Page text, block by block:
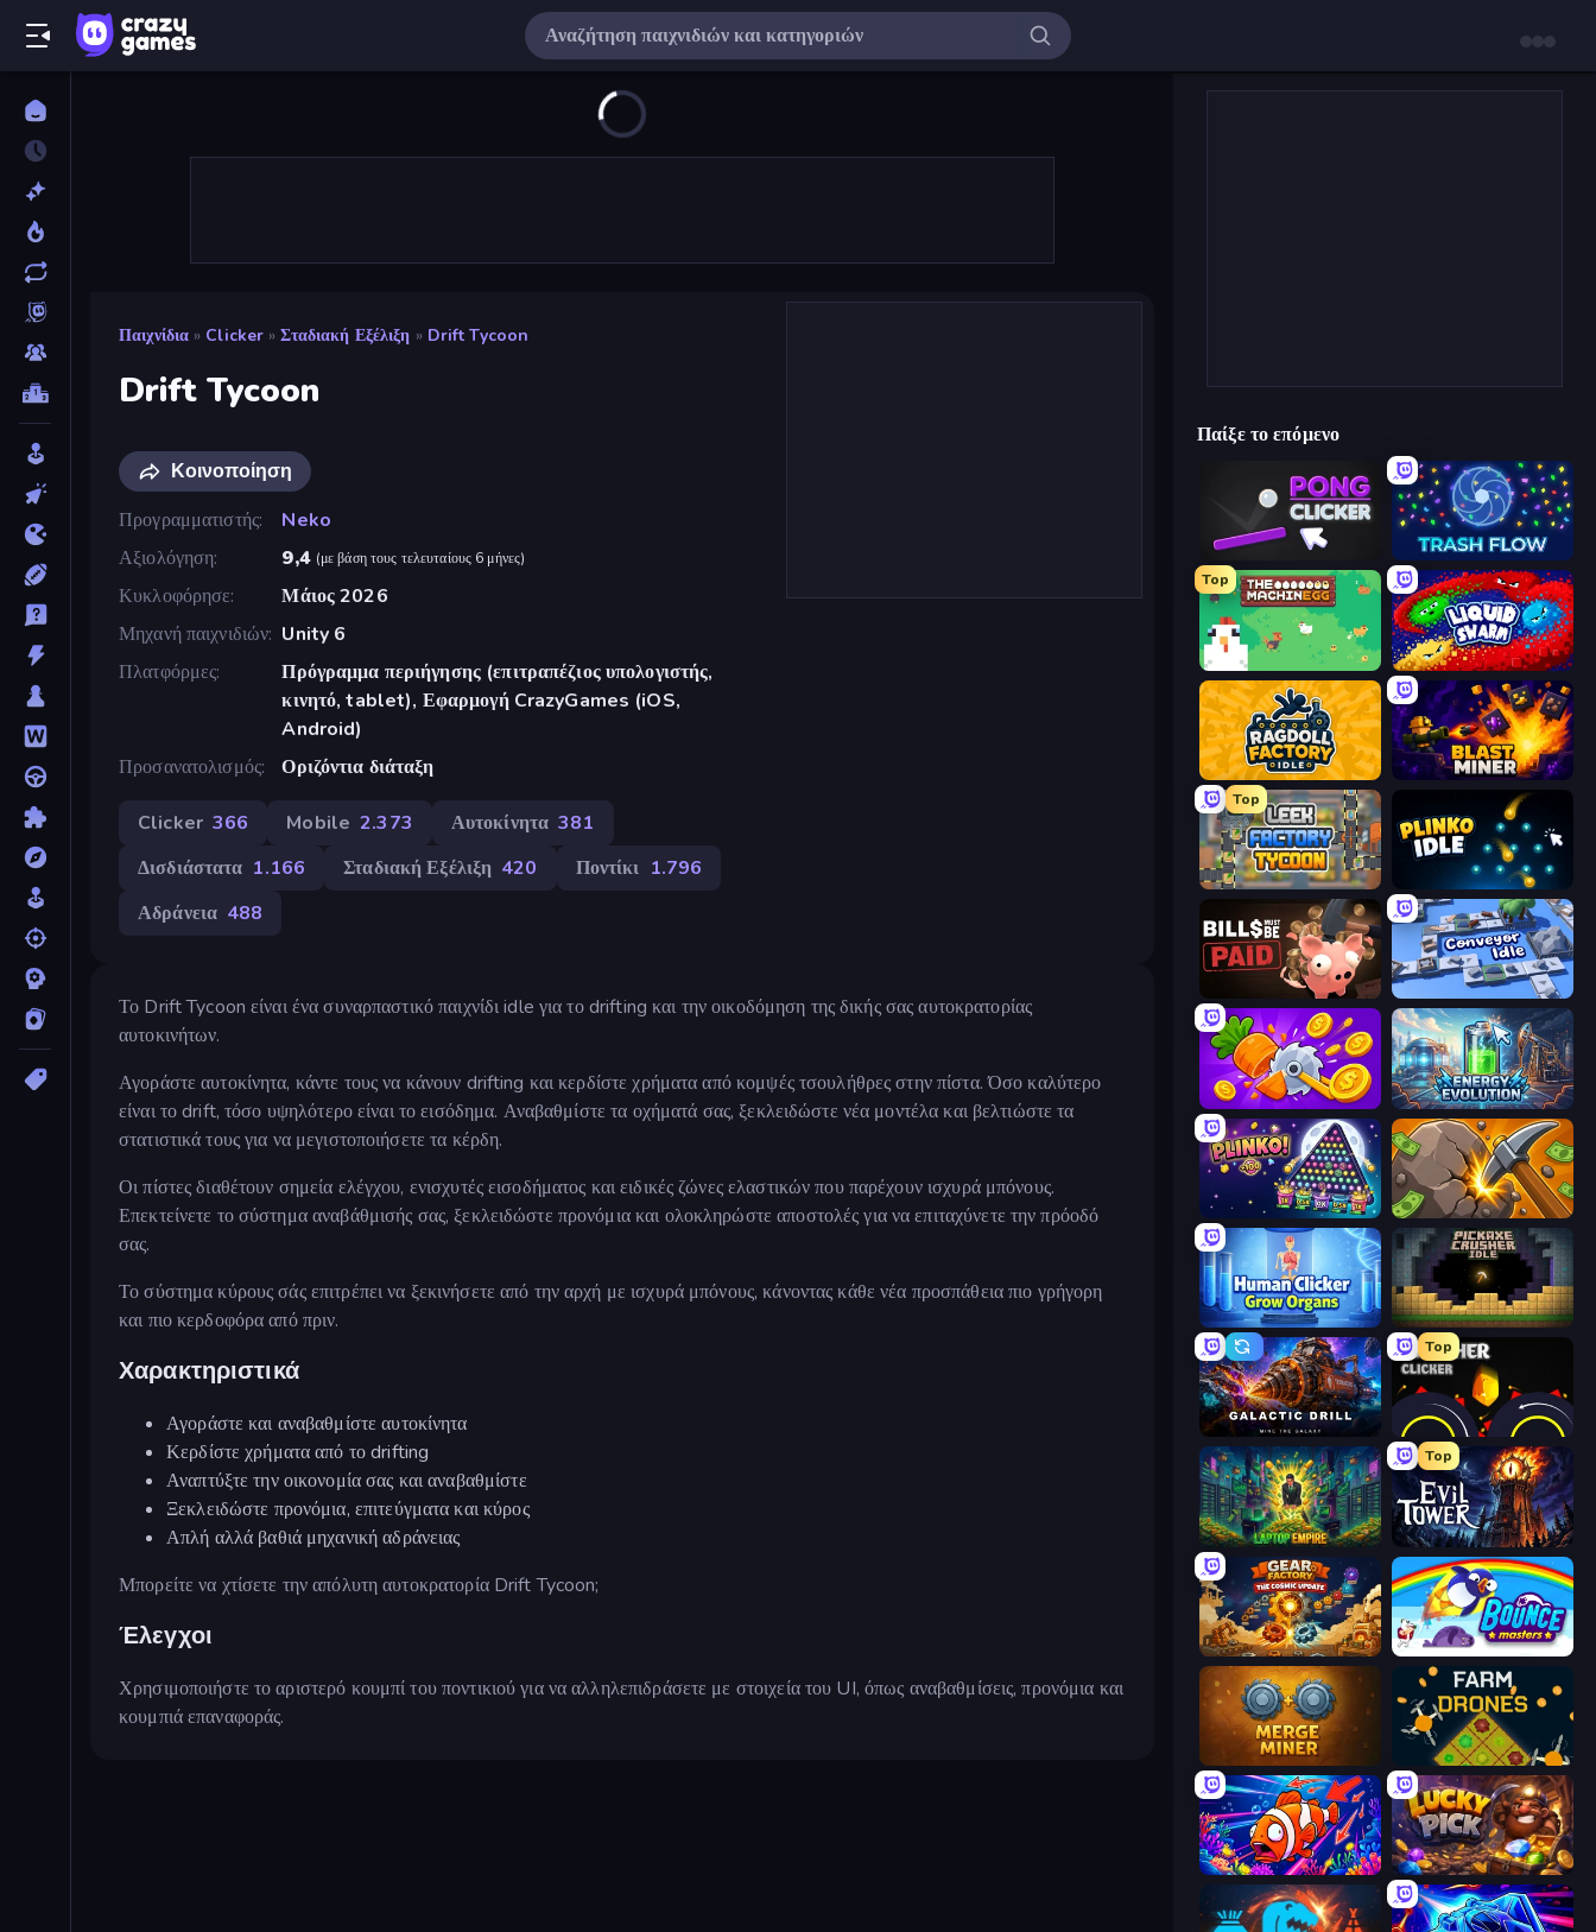
Παιχνίδια » Clicker » Σταδιακή Εξέλιξη » Drift Tycoon
Drift Tycoon
Κοινοποίηση
Προγραμματιστής
Neko
Αξιολόγηση
9,4 (με βάση τους τελευταίους 6 μήνες)
Κυκλοφόρησε
Μάιος 2026
Μηχανή παιχνιδιών Unity 6
Πλατφόρμες
Πρόγραμμα περιήγησης (επιτραπέζιος υπολογιστής,
κινητό, tablet), Εφαρμογή CrazyGames (iOS,
Android)
Προσανατολισμός
Οριζόντια διάταξη
Clicker 366 Mobile 2.373 Αυτοκίνητα 381
Δισδιάστατα 1.166 Σταδιακή Εξέλιξη 420 Ποντίκι 1.796
Αδράνεια 488
Το Drift Tycoon είναι ένα συναρπαστικό παιχνίδι idle για το drifting και την οικοδόμηση της δικής σας αυτοκρατορίας
αυτοκινήτων.
Αγοράστε αυτοκίνητα, κάντε τους να κάνουν drifting και κερδίστε χρήματα από κομψές τσουλήθρες στην πίστα. Όσο καλύτερο
είναι το drift, τόσο υψηλότερο είναι το εισόδημα. Αναβαθμίστε τα οχήματά σας, ξεκλειδώστε νέα μοντέλα και βελτιώστε τα
στατιστικά τους για να μεγιστοποιήσετε τα κέρδη.
Οι πίστες διαθέτουν σημεία ελέγχου, ενισχυτές εισοδήματος και ειδικές ζώνες ελαστικών που παρέχουν ισχυρά μπόνους.
Επεκτείνετε το σύστημα αναβάθμισής σας, ξεκλειδώστε προνόμια και ολοκληρώστε αποστολές για να επιταχύνετε την πρόοδό
σας.
Το σύστημα κύρους σάς επιτρέπει να ξεκινήσετε από την αρχή με ισχυρά μπόνους, κάνοντας κάθε νέα προσπάθεια πιο γρήγορη
και πιο κερδοφόρα από πριν.
Χαρακτηριστικά
Αγοράστε και αναβαθμίστε αυτοκίνητα
Κερδίστε χρήματα από το drifting
Αναπτύξτε την οικονομία σας και αναβαθμίστε
Ξεκλειδώστε προνόμια, επιτεύγματα και κύρος
Απλή αλλά βαθιά μηχανική αδράνειας
Μπορείτε να χτίσετε την απόλυτη αυτοκρατορία Drift Tycoon;
Έλεγχοι
Χρησιμοποιήστε το αριστερό κουμπί του ποντικιού για να αλληλεπιδράσετε με στοιχεία του UI, όπως αναβαθμίσεις, προνόμια και
κουμπιά επαναφοράς.
Παίξε το επόμενο
Pong Clicker Trash Flow
Top
The MachinEGG Liquid Swarm
Ragdoll Factory Idle Blast Miner
Top
Leek Factory Tycoon Plinko Idle
Bills Must Be Paid Conveyor Idle
Farm Ring Idle Energy Evolution
PLINKO! Mine Clicker
Human Clicker: Grow Organs Pickaxe Crusher Idle
Galactic Drill
Top
Crusher Clicker
Laptop Empire
Top
Evil Tower
Gear Factory Bouncemasters
Merge Miner Farm Drones
Fish Catch Idle Lucky Pick